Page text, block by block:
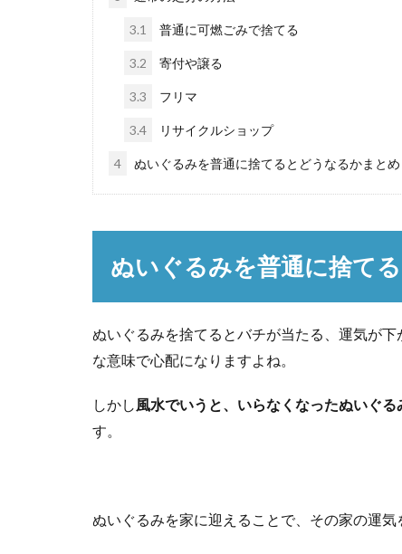
3.1 普通に可燃ごみで捨てる
3.2 寄付や譲る
3.3 フリマ
3.4 リサイクルショップ
4 ぬいぐるみを普通に捨てるとどうなるかまとめ
ぬいぐるみを普通に捨て
ぬいぐるみを捨てるとバチが当たる、運気が
な意味で心配になりますよね。
しかし風水でいうと、いらなくなったぬいぐ
す。
ぬいぐるみを家に迎えることで、その家の運気